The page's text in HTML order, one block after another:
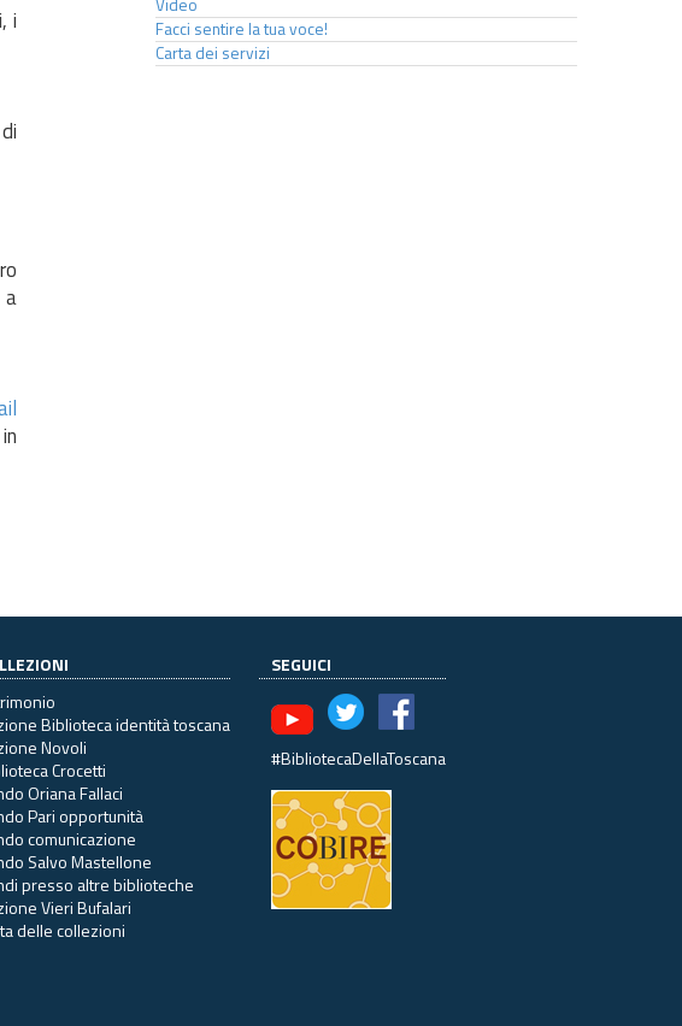
i
a
Video
Facci sentire la tua voce!
Carta dei servizi
Biblioteca identità toscana
Novoli
Crocetti
Oriana Fallaci
Pari opportunità
comunicazione
Salvo Mastellone
presso altre biblioteche
Vieri Bufalari
delle collezioni
SEGUICI
#BibliotecaDellaToscana